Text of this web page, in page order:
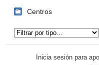
Centros
Inicia sesión para